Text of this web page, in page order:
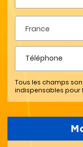
France
Tous les champs
indispensables